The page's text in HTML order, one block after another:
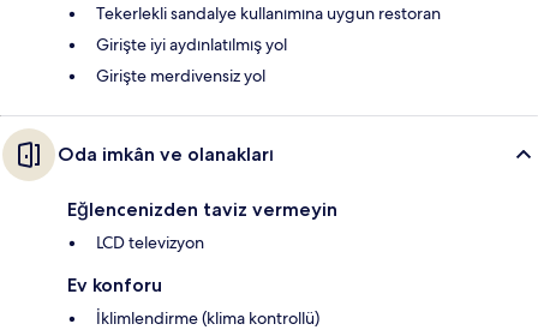
Tekerlekli sandalye kullanımına uygun restoran
Girişte iyi aydınlatılmış yol
Girişte merdivensiz yol
Oda imkân ve olanakları
Eğlencenizden taviz vermeyin
LCD televizyon
Ev konforu
İklimlendirme (klima kontrollü)